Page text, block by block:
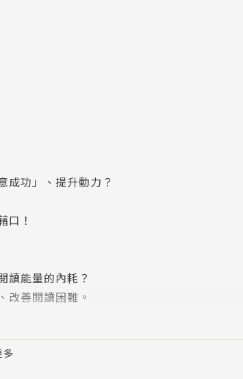
成功」、提升動力？
口！
讀能量的內耗？
改善閱讀困難。
些數學概念？
新生訓練」。
多